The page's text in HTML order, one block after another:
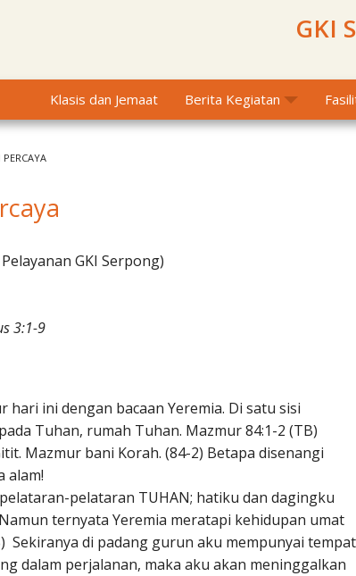
GKI
Klasis dan Jemaat Berita Kegiatan
GKI Serpong)
3:1-9
ini dengan bacaan Yeremia. Di satu sisi
Tuhan, rumah Tuhan. Mazmur 84:1-2 (TB)
Mazmur bani Korah. (84-2) Betapa disenangi
alam!
pelataran TUHAN; hatiku dan dagingku
ternyata Yeremia meratapi kehidupan umat
Sekiranya di padang gurun aku mempunyai tempat
dalam perjalanan, maka aku akan meninggalkan